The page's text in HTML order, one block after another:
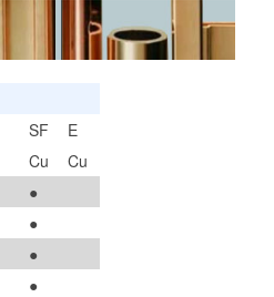
SF
Cu
E
Cu
●
●
●
●